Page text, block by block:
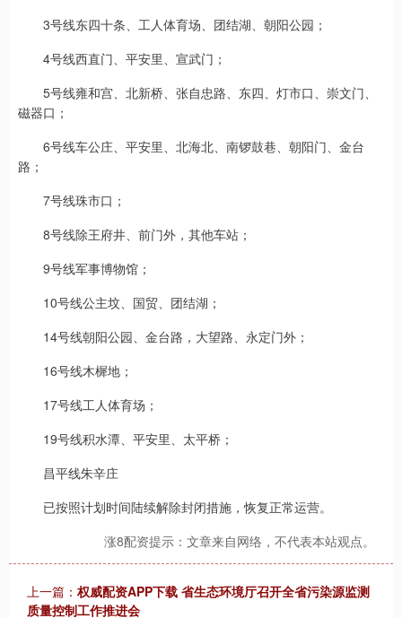
3号线东四十条、工人体育场、团结湖、朝阳公园；
4号线西直门、平安里、宣武门；
5号线雍和宫、北新桥、张自忠路、东四、灯市口、崇文门、
磁器口；
6号线车公庄、平安里、北海北、南锣鼓巷、朝阳门、金台
路；
7号线珠市口；
8号线除王府井、前门外，其他车站；
9号线军事博物馆；
10号线公主坟、国贸、团结湖；
14号线朝阳公园、金台路，大望路、永定门外；
16号线木樨地；
17号线工人体育场；
19号线积水潭、平安里、太平桥；
昌平线朱辛庄
已按照计划时间陆续解除封闭措施，恢复正常运营。
涨8配资提示：文章来自网络，不代表本站观点。
上一篇： 权威配资APP下载 省生态环境厅召开全省污染源监测
质量控制工作推进会